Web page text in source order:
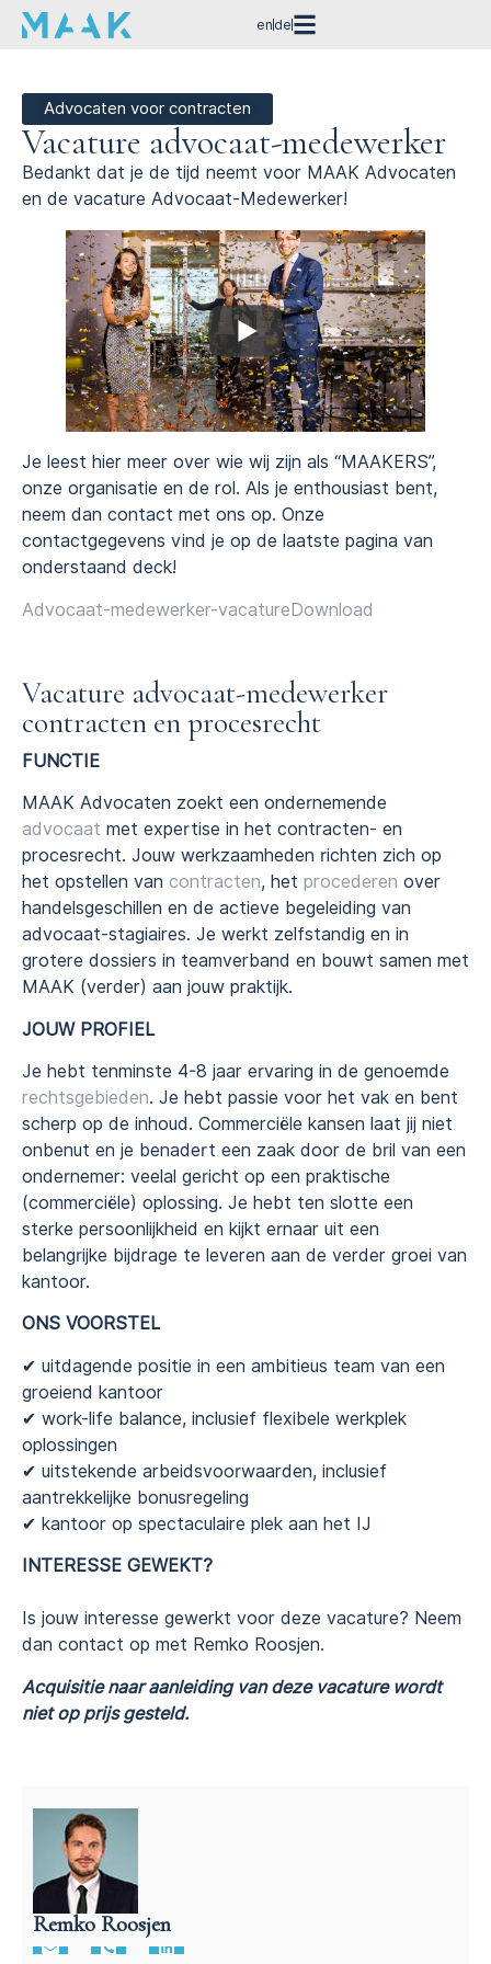
en de
Advocaten voor contracten
Vacature advocaat-medewerker
Bedankt dat je de tijd neemt voor MAAK Advocaten
en de vacature Advocaat-Medewerker!
Je leest hier meer over wie wij zijn als “MAAKERS”,
onze organisatie en de rol. Als je enthousiast bent,
neem dan contact met ons op. Onze
contactgegevens vind je op de laatste pagina van
onderstaand deck!
Advocaat-medewerker-vacatureDownload
Vacature advocaat-medewerker
contracten en procesrecht
FUNCTIE
MAAK Advocaten zoekt een ondernemende
advocaat met expertise in het contracten- en
procesrecht. Jouw werkzaamheden richten zich op
het opstellen van contracten, het procederen over
handelsgeschillen en de actieve begeleiding van
advocaat-stagiaires. Je werkt zelfstandig en in
grotere dossiers in teamverband en bouwt samen met
MAAK (verder) aan jouw praktijk.
JOUW PROFIEL
Je hebt tenminste 4-8 jaar ervaring in de genoemde
rechtsgebieden. Je hebt passie voor het vak en bent
scherp op de inhoud. Commerciële kansen laat jij niet
onbenut en je benadert een zaak door de bril van een
ondernemer: veelal gericht op een praktische
(commerciële) oplossing. Je hebt ten slotte een
sterke persoonlijkheid en kijkt ernaar uit een
belangrijke bijdrage te leveren aan de verder groei van
kantoor.
ONS VOORSTEL
✔︎ uitdagende positie in een ambitieus team van een
groeiend kantoor
✔︎ work-life balance, inclusief flexibele werkplek
oplossingen
✔︎ uitstekende arbeidsvoorwaarden, inclusief
aantrekkelijke bonusregeling
✔︎ kantoor op spectaculaire plek aan het IJ
INTERESSE GEWEKT?
Is jouw interesse gewerkt voor deze vacature? Neem
dan contact op met Remko Roosjen.
Acquisitie naar aanleiding van deze vacature wordt
niet op prijs gesteld.
Remko Roosjen
Advocaat contractenrecht